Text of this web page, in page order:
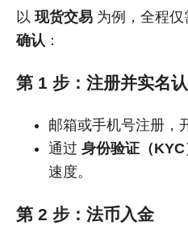
以 现货交易 为例，全程仅
确认 ：
第 1 步：注册并实名
邮箱或手机号注册，
通过 身份验证（KYC
速度。
第 2 步：法币入金